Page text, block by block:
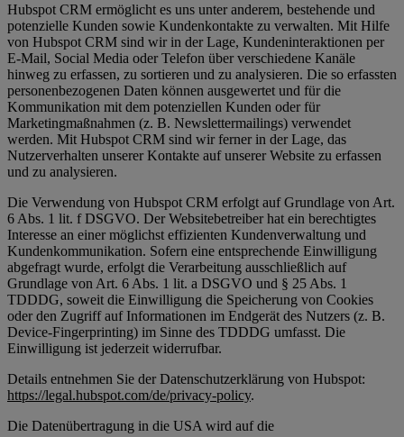
Hubspot CRM ermöglicht es uns unter anderem, bestehende und
potenzielle Kunden sowie Kundenkontakte zu verwalten. Mit Hilfe
von Hubspot CRM sind wir in der Lage, Kundeninteraktionen per
E-Mail, Social Media oder Telefon über verschiedene Kanäle
hinweg zu erfassen, zu sortieren und zu analysieren. Die so erfassten
personenbezogenen Daten können ausgewertet und für die
Kommunikation mit dem potenziellen Kunden oder für
Marketingmaßnahmen (z. B. Newslettermailings) verwendet
werden. Mit Hubspot CRM sind wir ferner in der Lage, das
Nutzerverhalten unserer Kontakte auf unserer Website zu erfassen
und zu analysieren.
Die Verwendung von Hubspot CRM erfolgt auf Grundlage von Art.
6 Abs. 1 lit. f DSGVO. Der Websitebetreiber hat ein berechtigtes
Interesse an einer möglichst effizienten Kundenverwaltung und
Kundenkommunikation. Sofern eine entsprechende Einwilligung
abgefragt wurde, erfolgt die Verarbeitung ausschließlich auf
Grundlage von Art. 6 Abs. 1 lit. a DSGVO und § 25 Abs. 1
TDDDG, soweit die Einwilligung die Speicherung von Cookies
oder den Zugriff auf Informationen im Endgerät des Nutzers (z. B.
Device-Fingerprinting) im Sinne des TDDDG umfasst. Die
Einwilligung ist jederzeit widerrufbar.
Details entnehmen Sie der Datenschutzerklärung von Hubspot:
https://legal.hubspot.com/de/privacy-policy.
Die Datenübertragung in die USA wird auf die